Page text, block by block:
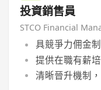
投資銷售員
STCO Financial
具競爭力佣金
提供在職有薪
清晰晉升機制